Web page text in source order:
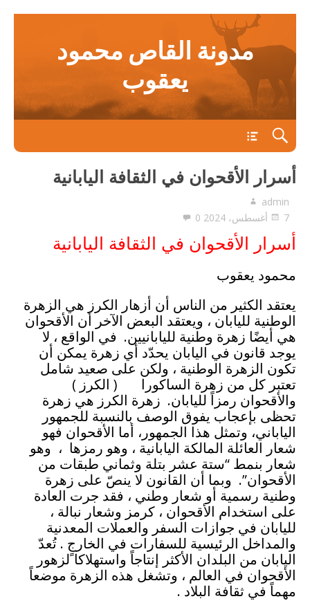
مدونة القاص محمود
يعقوب
main
أسرار الأقحوان في الثقافة اليابانية
admin
7 أغسطس، 2024
0
أسرار الأقحوان في الثقافة اليابانية
محمود يعقوب
يعتقد الكثير من الناس أن أزهار الكرز هي الزهرة
الوطنية لليابان ، ويعتقد البعض الآخر أن الأقحوان
هي أيضًا زهرة وطنية لليابانيين. في الواقع ، لا
يوجد قانون في اليابان يحدّد أي زهرة يمكن أن
تكون الزهرة الوطنية ، ولكن على صعيد شامل
تعتبر كل من زهرة الساكورا ( الكرز )
والأقحوان رمزاً لليابان. زهرة الكرز هي زهرة
تحظى بإعجاب يفوق الوصف بالنسبة للجمهور
الياباني، وتمثل هذا الجمهور، أما الأقحوان فهو
شعار العائلة المالكة اليابانية ، وهو رمزها ، وهو
شعار بنمط “ستة عشر بتلة وثماني طبقات من
الأقحوان”. وبما أن القانون لا ينصّ على زهرة
وطنية رسمية أو شعار وطني ، فقد جرت العادة
على استخدام الأقحوان ، كرمز وشعار نبالة ،
لليابان في جوازات السفر والعملات المعدنية
والمداخل الرئيسية للسفارات في الخارج . تُعدّ
اليابان من البلدان الأكثر إنتاجاً واستهلاكا ًلزهور
الأقحوان في العالم ، وتشغل هذه الزهرة موضعاً
مهماً في ثقافة البلاد .